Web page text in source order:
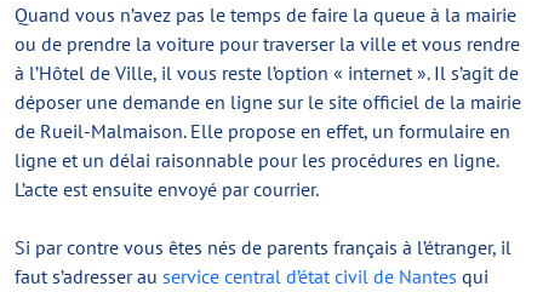
Quand vous n’avez pas le temps de faire la queue à la mairie
ou de prendre la voiture pour traverser la ville et vous rendre
à l’Hôtel de Ville, il vous reste l’option « internet ». Il s’agit de
déposer une demande en ligne sur le site officiel de la mairie
de Rueil-Malmaison. Elle propose en effet, un formulaire en
ligne et un délai raisonnable pour les procédures en ligne.
L’acte est ensuite envoyé par courrier.
Si par contre vous êtes nés de parents français à l’étranger, il
faut s’adresser au service central d’état civil de Nantes qui